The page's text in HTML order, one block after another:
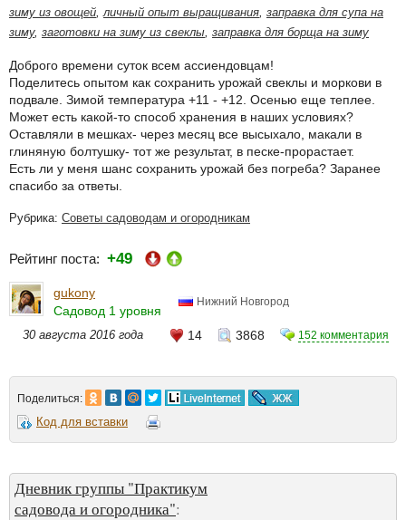
зиму из овощей,личный опыт выращивания, заправка для супа на
зиму, заготовки на зиму из свеклы, заправка для борща на зиму
Доброго времени суток всем ассиендовцам!
Поделитесь опытом как сохранить урожай свеклы и моркови в
подвале. Зимой температура +11 - +12. Осенью еще теплее.
Может есть какой-то способ хранения в наших условиях?
Оставляли в мешках- через месяц все высыхало, макали в
глиняную болтушку- тот же результат, в песке-прорастает.
Есть ли у меня шанс сохранить урожай без погреба? Заранее
спасибо за ответы.
Рубрика: Советы садоводам и огородникам
Рейтинг поста: +49
gukony
Садовод 1 уровня
Нижний Новгород
30 августа 2016 года 14 3868 152 комментария
Поделиться:
Код для вставки
Дневник группы "Практикум
садовода и огородника":